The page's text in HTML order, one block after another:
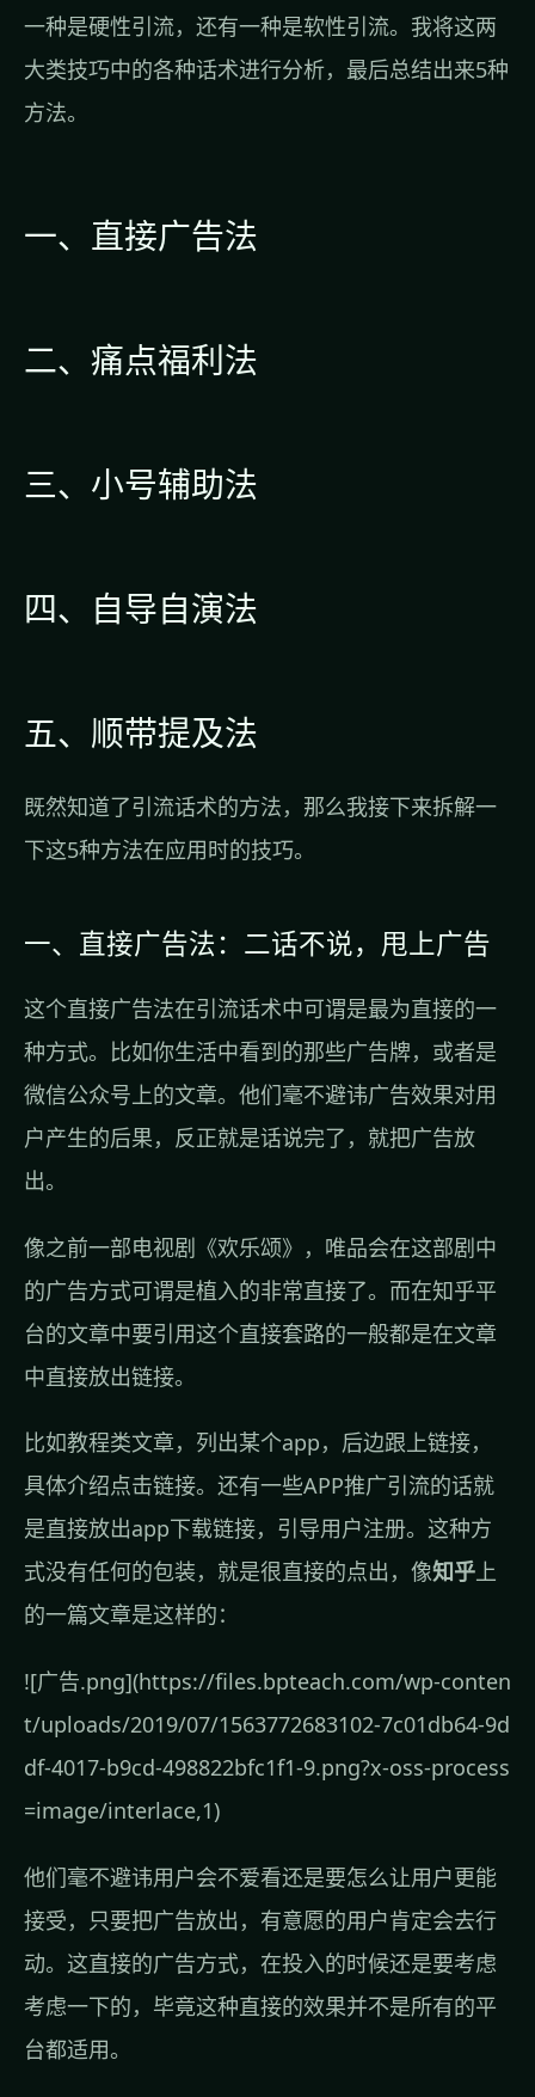
一种是硬性引流，还有一种是软性引流。我将这两
大类技巧中的各种话术进行分析，最后总结出来5种
方法。
一、直接广告法
二、痛点福利法
三、小号辅助法
四、自导自演法
五、顺带提及法
既然知道了引流话术的方法，那么我接下来拆解一
下这5种方法在应用时的技巧。
一、直接广告法：二话不说，甩上广告
这个直接广告法在引流话术中可谓是最为直接的一
种方式。比如你生活中看到的那些广告牌，或者是
微信公众号上的文章。他们毫不避讳广告效果对用
户产生的后果，反正就是话说完了，就把广告放
出。
像之前一部电视剧《欢乐颂》，唯品会在这部剧中
的广告方式可谓是植入的非常直接了。而在知乎平
台的文章中要引用这个直接套路的一般都是在文章
中直接放出链接。
比如教程类文章，列出某个app，后边跟上链接，
具体介绍点击链接。还有一些APP推广引流的话就
是直接放出app下载链接，引导用户注册。这种方
式没有任何的包装，就是很直接的点出，像知乎上
的一篇文章是这样的：
![广告.png](https://files.bpteach.com/wp-conten
t/uploads/2019/07/1563772683102-7c01db64-9d
df-4017-b9cd-498822bfc1f1-9.png?x-oss-process
=image/interlace,1)
他们毫不避讳用户会不爱看还是要怎么让用户更能
接受，只要把广告放出，有意愿的用户肯定会去行
动。这直接的广告方式，在投入的时候还是要考虑
考虑一下的，毕竟这种直接的效果并不是所有的平
台都适用。